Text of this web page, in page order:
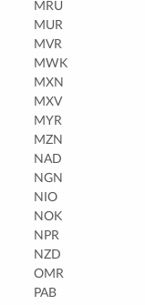
MRU
MUR
MVR
MWK
MXN
MXV
MYR
MZN
NAD
NGN
NIO
NOK
NPR
NZD
OMR
PAB